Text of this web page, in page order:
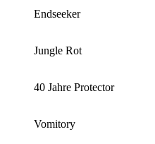
Endseeker
Jungle Rot
40 Jahre Protector
Vomitory